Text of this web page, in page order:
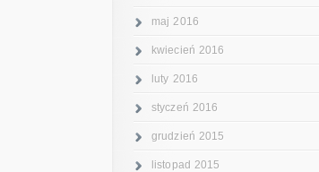
maj 2016
kwiecień 2016
luty 2016
styczeń 2016
grudzień 2015
listopad 2015